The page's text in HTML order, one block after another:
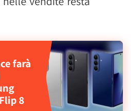
farà
8